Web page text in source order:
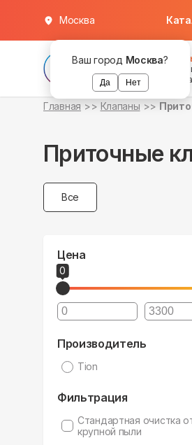
Ваш город Москва?
Да Нет
Москва
Главная Клапаны
Приточные
Все
Цена
0
Производитель
Tion
Фильтрация
Стандартная очистка
крупной пыли